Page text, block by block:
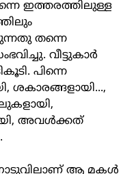
ഇത്തരത്തിലുള്ള
തന്നെ
വീട്ടുകാര്‍
പിന്നെ
ശകാരങ്ങളായി...,
അവള്‍ക്കത്